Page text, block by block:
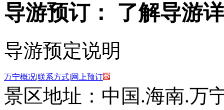
导游预订： 了解导游
导游预定说明
万宁概况|联系方式|网上预订
景区地址：中国.海南.万